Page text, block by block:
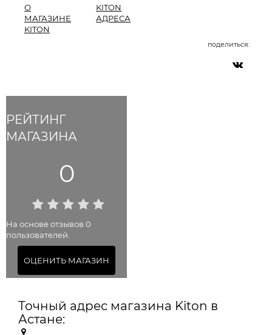
РЕЙТИНГ
МАГАЗИНА
0
На основе отзывов 0
пользователей.
ОЦЕНИТЬ МАГАЗИН
О
МАГАЗИНЕ
KITON
KITON
АДРЕСА
поделиться:
Точный адрес магазина Kiton в
Астане: